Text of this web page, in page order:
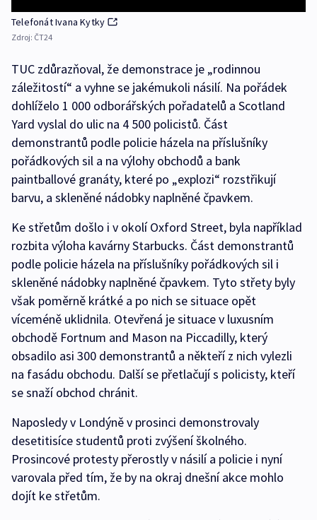
Telefonát Ivana Kytky
Zdroj: ČT24
TUC zdůrazňoval, že demonstrace je „rodinnou
záležitostí“ a vyhne se jakémukoli násilí. Na pořádek
dohlíželo 1 000 odborářských pořadatelů a Scotland
Yard vyslal do ulic na 4 500 policistů. Část
demonstrantů podle policie házela na příslušníky
pořádkových sil a na výlohy obchodů a bank
paintballové granáty, které po „explozi“ rozstřikují
barvu, a skleněné nádobky naplněné čpavkem.
Ke střetům došlo i v okolí Oxford Street, byla například
rozbita výloha kavárny Starbucks. Část demonstrantů
podle policie házela na příslušníky pořádkových sil i
skleněné nádobky naplněné čpavkem. Tyto střety byly
však poměrně krátké a po nich se situace opět
víceméně uklidnila. Otevřená je situace v luxusním
obchodě Fortnum and Mason na Piccadilly, který
obsadilo asi 300 demonstrantů a někteří z nich vylezli
na fasádu obchodu. Další se přetlačují s policisty, kteří
se snaží obchod chránit.
Naposledy v Londýně v prosinci demonstrovaly
desetitisíce studentů proti zvýšení školného.
Prosincové protesty přerostly v násilí a policie i nyní
varovala před tím, že by na okraj dnešní akce mohlo
dojít ke střetům.